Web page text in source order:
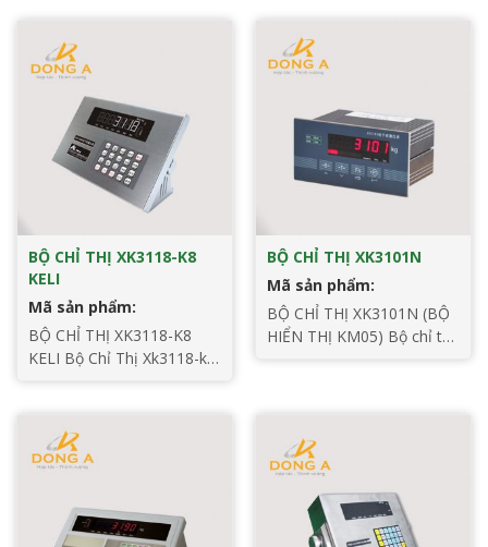
chính xác cao ∑ -Δ A / D
công nghệ chuyển đổi và
công nghệ phần mềm tiên
tiến, được áp dụng rộng rãi
trong nền tảng cân điện
tử, bộ chỉ thị xk3190-a15
cân sàn – Đầu cân điện tử
IND231 việc vận hành ổn
định chắc chắn, thân thiện
cân cơ bản, cân kiểm tra
quá tải/thiếu tải, cân động
vật và những ứng […]
BỘ CHỈ THỊ XK3118-K8
KELI
Mã sản phẩm:
BỘ CHỈ THỊ XK3118-K8
KELI Bộ Chỉ Thị Xk3118-k8
tô, cân tải trọng lớn có độ
chính xác cao, và độ ổn
định tuyệt vời . – Bộ chỉ thị
loadcell THÔNG SỐ KỸ
THUẬT […]
BỘ CHỈ THỊ XK3101N
Mã sản phẩm:
BỘ CHỈ THỊ XK3101N (BỘ
HIỂN THỊ KM05) Bộ chỉ thị
tự động hóa. Có nhiều
series giao tiếp (Modbus
và Profibus), có đầu giao
tiếp input-output, cổng
giao tiếp mở rộng, có thể